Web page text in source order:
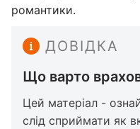
романтики.
ДОВІДКА
Що варто
Цей матеріал -
слід сприймати як